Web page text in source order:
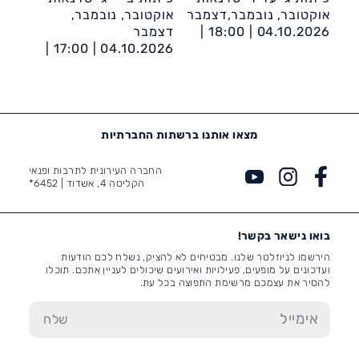
אוקטובר, נובמבר,דצמבר
04.10.2026 |
18:00 |
אוקטובר, נובמבר,
דצמבר
04.10.2026 |
17:00 |
מצאו אותנו ברשתות החברתיות
החברה העירונית לתרבות ופנאי
הקליטה 4, אשדוד |
6452*
בואו נישאר בקשר!
הירשמו לניוזלטר שלנו. מבטיחים לא להציק, נשלח לכם הודעות
ועדכונים על מופעים, פעילויות ואירועים שיכולים לעניין אתכם. תוכלו
להסיר את עצמכם מרשימת התפוצה בכל עת.